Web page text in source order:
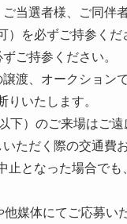
当選者様、ご同伴
）を必ずご持参く
ご持参ください。
渡、オークション
りいたします。
下）のご来場はご遠
ただく際の交通費
止となった場合で
媒体にてご応募い